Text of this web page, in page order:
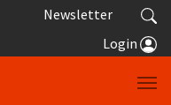
Newsletter
Login